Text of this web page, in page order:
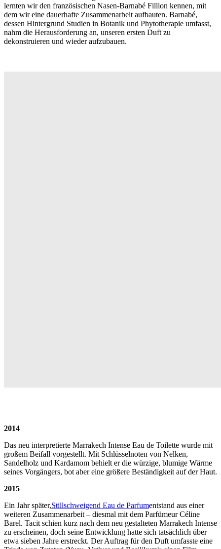
lernten wir den französischen Nasen-Barnabé Fillion kennen, mit
dem wir eine dauerhafte Zusammenarbeit aufbauten. Barnabé,
dessen Hintergrund Studien in Botanik und Phytotherapie umfasst,
nahm die Herausforderung an, unseren ersten Duft zu
dekonstruieren und wieder aufzubauen.
2014
Das neu interpretierte Marrakech Intense Eau de Toilette wurde mit
großem Beifall vorgestellt. Mit Schlüsselnoten von Nelken,
Sandelholz und Kardamom behielt er die würzige, blumige Wärme
seines Vorgängers, bot aber eine größere Beständigkeit auf der Haut.
2015
Ein Jahr später,Stillschweigend Eau de Parfumentstand aus einer
weiteren Zusammenarbeit – diesmal mit dem Parfümeur Céline
Barel. Tacit schien kurz nach dem neu gestalteten Marrakech Intense
zu erscheinen, doch seine Entwicklung hatte sich tatsächlich über
etwa sieben Jahre erstreckt. Der Auftrag für den Duft umfasste eine